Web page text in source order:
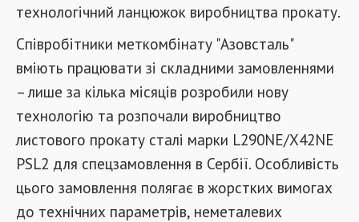
технологічний ланцюжок виробництва прокату.
Співробітники меткомбінату "Азовсталь"
вміють працювати зі складними замовленнями
– лише за кілька місяців розробили нову
технологію та розпочали виробництво
листового прокату сталі марки L290NE/X42NE
PSL2 для спецзамовлення в Сербії. Особливість
цього замовлення полягає в жорстких вимогах
до технічних параметрів, неметалевих